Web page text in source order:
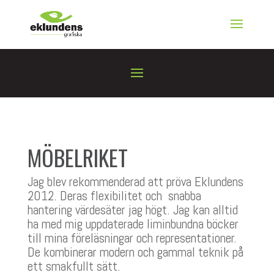
MÖBELRIKET
Jag blev rekommenderad att pröva Eklundens
2012. Deras flexibilitet och snabba
hantering värdesäter jag högt. Jag kan alltid
ha med mig uppdaterade liminbundna böcker
till mina föreläsningar och representationer.
De kombinerar modern och gammal teknik på
ett smakfullt sätt.